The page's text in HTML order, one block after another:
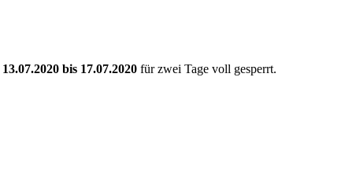
13.07.2020 bis 17.07.2020 für zwei Tage voll gesperrt.